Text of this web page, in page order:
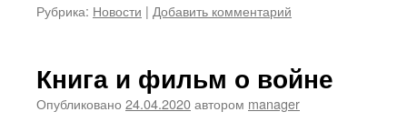
Рубрика: Новости | Добавить комментарий
Книга и фильм о войне
Опубликовано 24.04.2020автором manager